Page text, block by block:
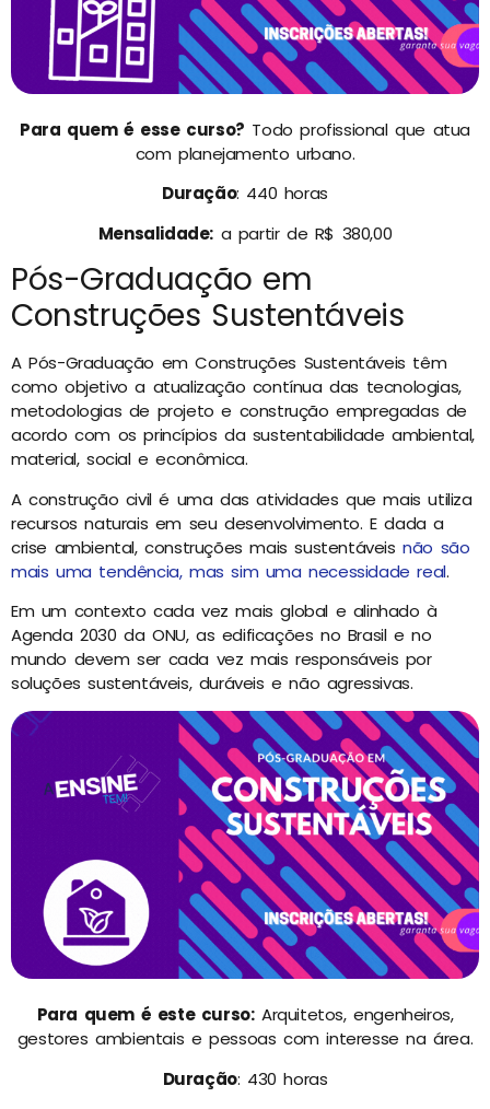
Para quem é esse curso? Todo profissional que atua
com planejamento urbano.
Duração: 440 horas
Mensalidade: a partir de R$ 380,00
Pós-Graduação em
Construções Sustentáveis
A Pós-Graduação em Construções Sustentáveis têm
como objetivo a atualização contínua das tecnologias,
metodologias de projeto e construção empregadas de
acordo com os princípios da sustentabilidade ambiental,
material, social e econômica.
A construção civil é uma das atividades que mais utiliza
recursos naturais em seu desenvolvimento. E dada a
crise ambiental, construções mais sustentáveis ​​não são
mais uma tendência, mas sim uma necessidade real.
Em um contexto cada vez mais global e alinhado à
Agenda 2030 da ONU, as edificações no Brasil e no
mundo devem ser cada vez mais responsáveis por
soluções sustentáveis, duráveis ​​e não agressivas.
Para quem é este curso:Arquitetos, engenheiros,
gestores ambientais e pessoas com interesse na área.
Duração: 430 horas